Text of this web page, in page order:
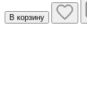
В корзину